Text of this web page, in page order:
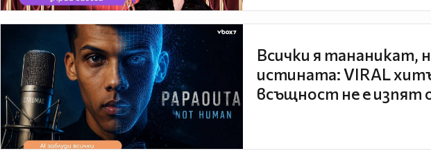
Всички я тананикат,
истината: VIRAL
всъщност не е изпят